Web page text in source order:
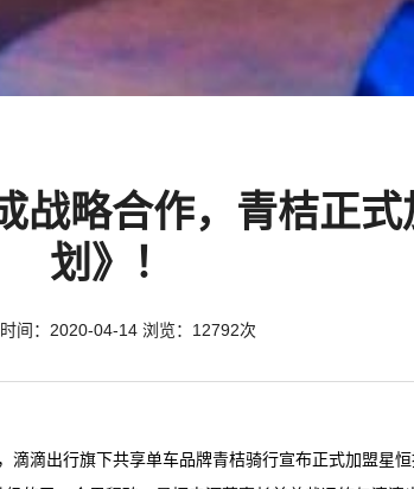
战略合作，青桔正
划》！
间：2020-04-14 浏览：12792次
滴出行旗下共享单车品牌青桔骑行宣布正式加盟星